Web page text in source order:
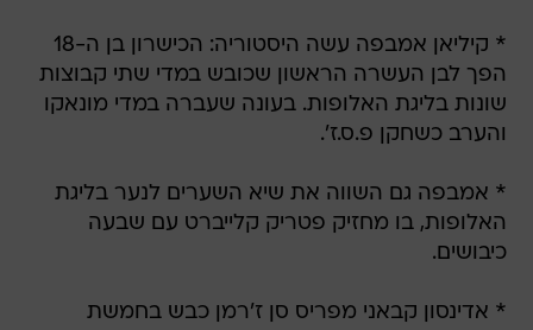
* קיליאן אמבפה עשה היסטוריה: הכישרון בן ה-18
הפך לבן העשרה הראשון שכובש במדי שתי קבוצות
שונות בליגת האלופות. בעונה שעברה במדי מונאקו
והערב כשחקן פ.ס.ז'.
* אמבפה גם השווה את שיא השערים לנער בליגת
האלופות, בו מחזיק פטריק קלייברט עם שבעה
כיבושים.
* אדינסון קבאני מפריס סן ז'רמן כבש בחמשת